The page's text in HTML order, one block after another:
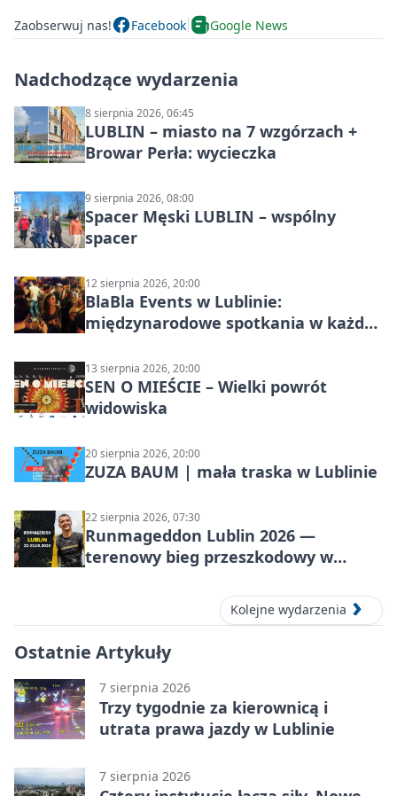
Zaobserwuj nas! Facebook Google News
Nadchodzące wydarzenia
8 sierpnia 2026, 06:45
LUBLIN – miasto na 7 wzgórzach +
Browar Perła: wycieczka
9 sierpnia 2026, 08:00
Spacer Męski LUBLIN – wspólny
spacer
12 sierpnia 2026, 20:00
BlaBla Events w Lublinie:
międzynarodowe spotkania w każdą
13 sierpnia 2026, 20:00
SEN O MIEŚCIE – Wielki powrót
widowiska
20 sierpnia 2026, 20:00
ZUZA BAUM | mała traska w Lublinie
22 sierpnia 2026, 07:30
Runmageddon Lublin 2026 —
terenowy bieg przeszkodowy w
Kolejne wydarzenia
Ostatnie Artykuły
7 sierpnia 2026
Trzy tygodnie za kierownicą i
utrata prawa jazdy w Lublinie
7 sierpnia 2026